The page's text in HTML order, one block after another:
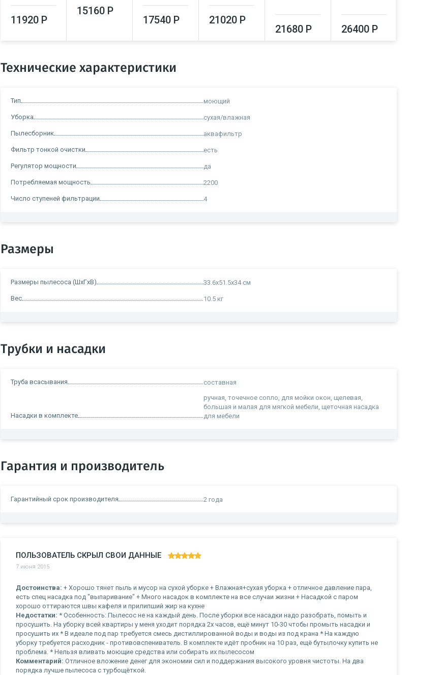
11920 Р
15160 Р
17540 Р 21020 Р
21680 Р 26400 Р
Технические характеристики
Тип моющий
Уборка сухая/влажная
Пылесборник аквафильтр
Фильтр тонкой очистки есть
Регулятор мощности да
Потребляемая мощность 2200
Число ступеней фильтрации 4
Размеры
Размеры пылесоса (ШxГxВ) 33.6x51.5x34 cм
Вес 10.5 кг
Трубки и насадки
Труба всасывания составная
Насадки в комплекте
ручная, точечное сопло, для мойки окон, щелевая,
большая и малая для мягкой мебели, щеточная насадка
для мебели
Гарантия и производитель
Гарантийный срок производителя 2 года
ПОЛЬЗОВАТЕЛЬ СКРЫЛ СВОИ ДАННЫЕ
7 июня 2015
Достоинства: + Хорошо тянет пыль и мусор на сухой уборке + Влажная+сухая уборка + отличное давление пара,
есть спец насадка под "выпаривание" + Много насадок в комплекте на все случаи жизни + Насадкой с паром
хорошо оттираются швы кафеля и прилипший жир на кухне
Недостатки: * Особенность: Пылесос не на каждый день. После уборки все насадки надо разобрать, помыть и
просушить. На уборку всей квартиры у меня уходит порядка 2х часов, ещё минут 10-30 чтобы промыть насадки и
просушить их * В идеале под пар требуется смесь дистиллированной воды и воды из под крана * На каждую
уборку требуется расходник - противовспениватель. В комплекте идёт пробник на 10 раз, ещё бутылочку купить не
проблема. * Нельзя вливать моющие средства или собирать их пылесосом
Комментарий: Отличное вложение денег для экономии сил и поддержания высокого уровня чистоты. На два
порядка лучше пылесоса с турбощёткой.